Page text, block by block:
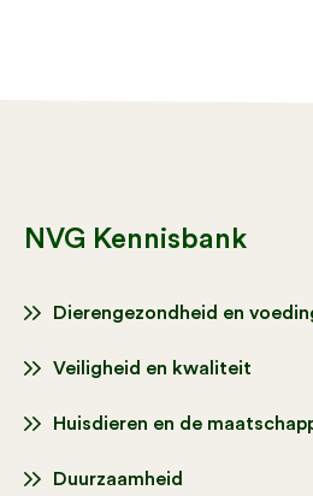
NVG Kennisbank
Dierengezondheid en
Veiligheid en kwaliteit
Huisdieren en de
Duurzaamheid